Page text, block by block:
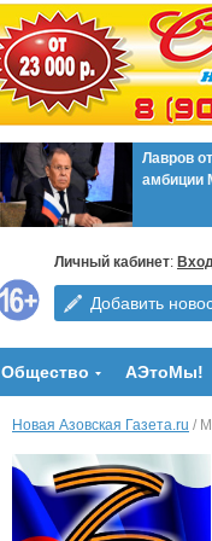
Лавров
амбиции
Личный кабинет:
Добавить
Общество АЭтоМы!
Новая Азовская Газета.ru /